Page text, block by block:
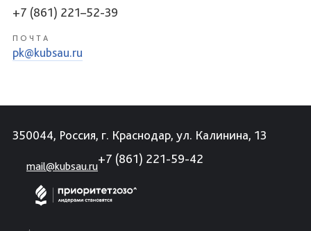
+7 (861) 221–52-39
ПОЧТА
pk@kubsau.ru
350044, Россия, г. Краснодар, ул. Калинина, 13
mail@kubsau.ru
+7 (861) 221-59-42